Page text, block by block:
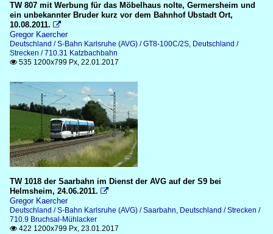
TW 807 mit Werbung für das Möbelhaus nolte, Germersheim und
ein unbekannter Bruder kurz vor dem Bahnhof Ubstadt Ort,
10.08.2011. 
Gregor Kaercher
Deutschland / S-Bahn Karlsruhe (AVG) / GT8-100C/2S, Deutschland /
Strecken / 710.31 Katzbachbahn
 535 1200x799 Px, 22.01.2017
TW 1018 der Saarbahn im Dienst der AVG auf der S9 bei
Helmsheim, 24.06.2011. 
Gregor Kaercher
Deutschland / S-Bahn Karlsruhe (AVG) / Saarbahn, Deutschland / Strecken /
710.9 Bruchsal-Mühlacker
 422 1200x799 Px, 23.01.2017